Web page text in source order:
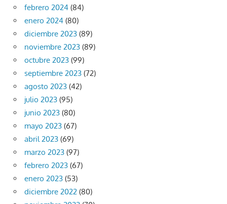
febrero 2024 (84)
enero 2024 (80)
diciembre 2023 (89)
noviembre 2023 (89)
octubre 2023 (99)
septiembre 2023 (72)
agosto 2023 (42)
julio 2023 (95)
junio 2023 (80)
mayo 2023 (67)
abril 2023 (69)
marzo 2023 (97)
febrero 2023 (67)
enero 2023 (53)
diciembre 2022 (80)